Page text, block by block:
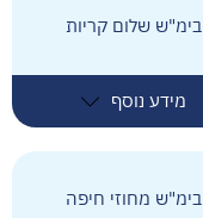
בימ"ש שלום קריות
מידע נוסף
בימ"ש מחוזי חיפה